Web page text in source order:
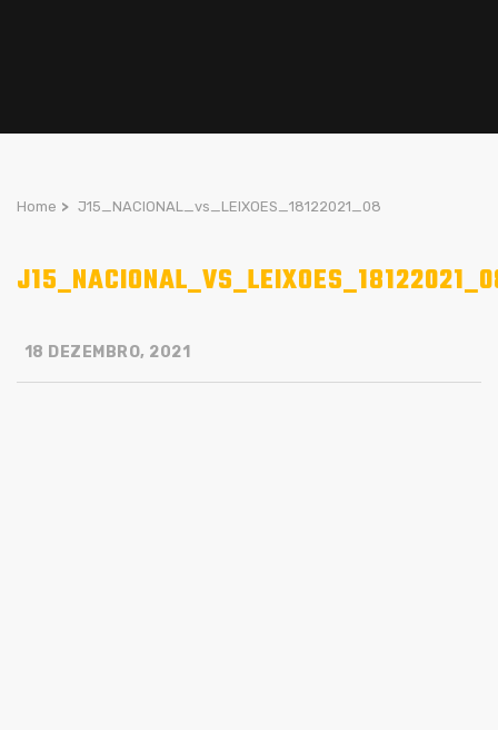
Home > J15_NACIONAL_vs_LEIXOES_18122021_08
18 DEZEMBRO, 2021